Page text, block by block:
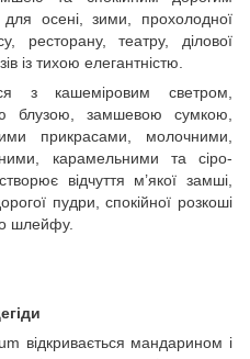
осені, зими, прохолодної
ресторану, театру, ділової
із тихою елегантністю.
з кашеміровим светром,
блузою, замшевою сумкою,
прикрасами, молочними,
карамельними та сіро-
відчуття м’якої замші,
пудри, спокійної розкоші
шлейфу.
відкривається мандарином і